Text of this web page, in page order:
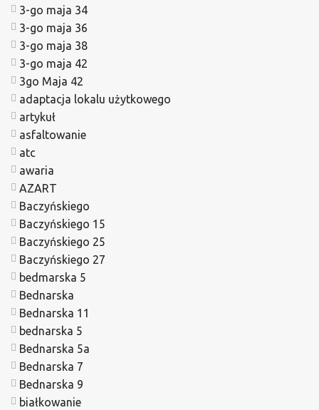
3-go maja 34
3-go maja 36
3-go maja 38
3-go maja 42
3go Maja 42
adaptacja lokalu użytkowego
artykuł
asfaltowanie
atc
awaria
AZART
Baczyńskiego
Baczyńskiego 15
Baczyńskiego 25
Baczyńskiego 27
bedmarska 5
Bednarska
Bednarska 11
bednarska 5
Bednarska 5a
Bednarska 7
Bednarska 9
białkowanie